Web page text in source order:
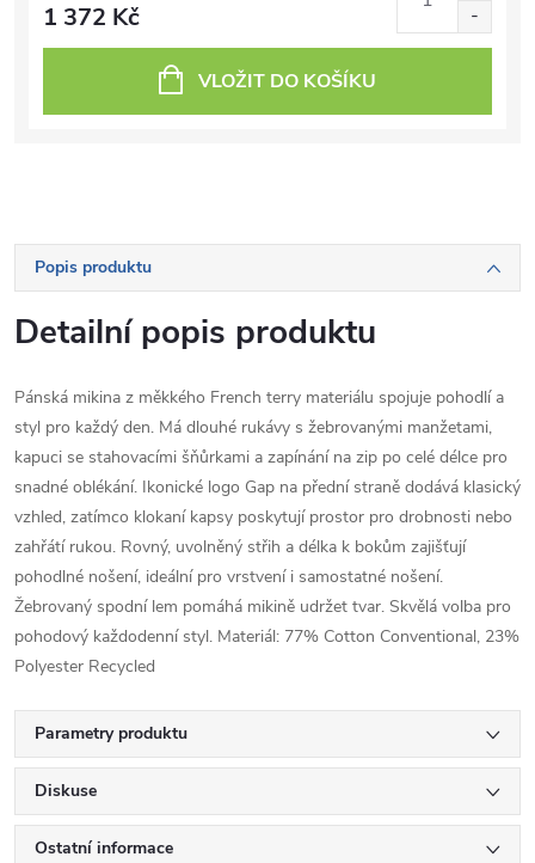
1 372 Kč
VLOŽIT DO KOŠÍKU
Popis produktu
Detailní popis produktu
Pánská mikina z měkkého French terry materiálu spojuje pohodlí a
styl pro každý den. Má dlouhé rukávy s žebrovanými manžetami,
kapuci se stahovacími šňůrkami a zapínání na zip po celé délce pro
snadné oblékání. Ikonické logo Gap na přední straně dodává klasický
vzhled, zatímco klokaní kapsy poskytují prostor pro drobnosti nebo
zahřátí rukou. Rovný, uvolněný střih a délka k bokům zajišťují
pohodlné nošení, ideální pro vrstvení i samostatné nošení.
Žebrovaný spodní lem pomáhá mikině udržet tvar. Skvělá volba pro
pohodový každodenní styl. Materiál: 77% Cotton Conventional, 23%
Polyester Recycled
Parametry produktu
Diskuse
Ostatní informace